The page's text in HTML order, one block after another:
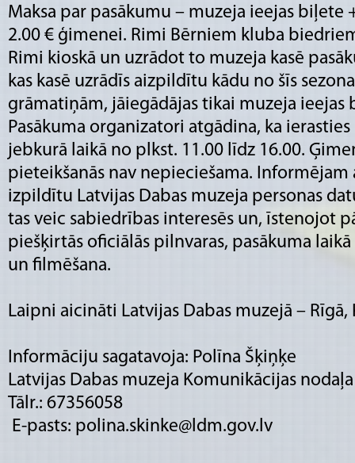
Maksa par pasākumu – muzeja ieejas
2.00 € ģimenei. Rimi Bērniem kluba
Rimi kioskā un uzrādot to muzeja kasē
kas kasē uzrādīs aizpildītu kādu no šīs
grāmatiņām, jāiegādājas tikai muzeja ieejas
Pasākuma organizatori atgādina, ka
jebkurā laikā no plkst. 11.00 līdz 16.00.
pieteikšanās nav nepieciešama. Informējam
izpildītu Latvijas Dabas muzeja personas
tas veic sabiedrības interesēs un, īstenojot
piešķirtās oficiālās pilnvaras, pasākuma
un filmēšana.
Laipni aicināti Latvijas Dabas muzejā – Rīgā,
Informāciju sagatavoja: Polīna Šķiņķe
Latvijas Dabas muzeja Komunikācijas nodaļa
Tālr.: 67356058
E-pasts: polina.skinke@ldm.gov.lv